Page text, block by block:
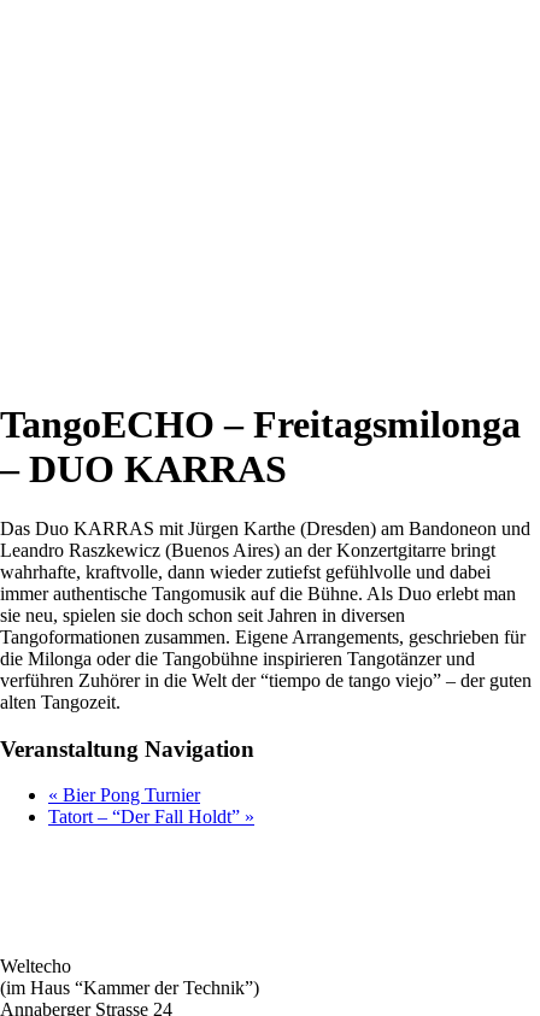
TangoECHO – Freitagsmilonga
– DUO KARRAS
Das Duo KARRAS mit Jürgen Karthe (Dresden) am Bandoneon und
Leandro Raszkewicz (Buenos Aires) an der Konzertgitarre bringt
wahrhafte, kraftvolle, dann wieder zutiefst gefühlvolle und dabei
immer authentische Tangomusik auf die Bühne. Als Duo erlebt man
sie neu, spielen sie doch schon seit Jahren in diversen
Tangoformationen zusammen. Eigene Arrangements, geschrieben für
die Milonga oder die Tangobühne inspirieren Tangotänzer und
verführen Zuhörer in die Welt der “tiempo de tango viejo” – der guten
alten Tangozeit.
Veranstaltung Navigation
« Bier Pong Turnier
Tatort – “Der Fall Holdt” »
Weltecho
(im Haus “Kammer der Technik”)
Annaberger Strasse 24